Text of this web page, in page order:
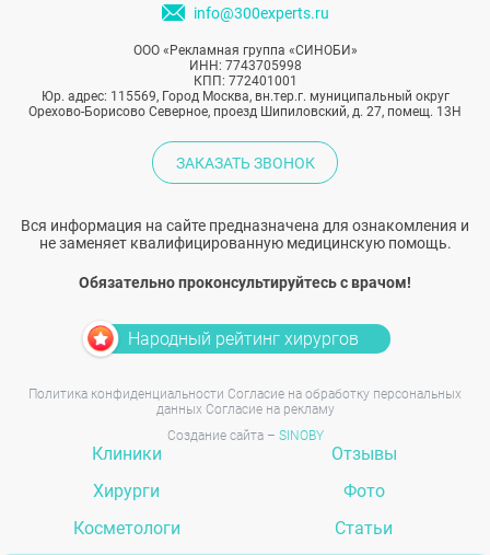
info@300experts.ru
ООО «Рекламная группа «СИНОБИ»
ИНН: 7743705998
КПП: 772401001
Юр. адрес: 115569, Город Москва, вн.тер.г. муниципальный округ
Орехово-Борисово Северное, проезд Шипиловский, д. 27, помещ. 13Н
ЗАКАЗАТЬ ЗВОНОК
Вся информация на сайте предназначена для ознакомления и
не заменяет квалифицированную медицинскую помощь.
Обязательно проконсультируйтесь с врачом!
Народный рейтинг хирургов
Политика конфиденциальности Согласие на обработку персональных
данных Согласие на рекламу
Создание сайта – SINOBY
Клиники
Хирурги
Косметологи
Отзывы
Фото
Статьи